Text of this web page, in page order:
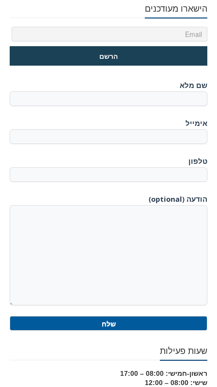
הישארו מעודכנים
שם מלא
אימייל
טלפון
הודעה (optional)
שעות פעילות
ראשון-חמישי: 08:00 – 17:00
שישי: 08:00 – 12:00